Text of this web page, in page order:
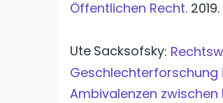
Öffentlichen Recht. 2019.
Ute Sacksofsky:
Geschlechterforschung
Ambivalenzen